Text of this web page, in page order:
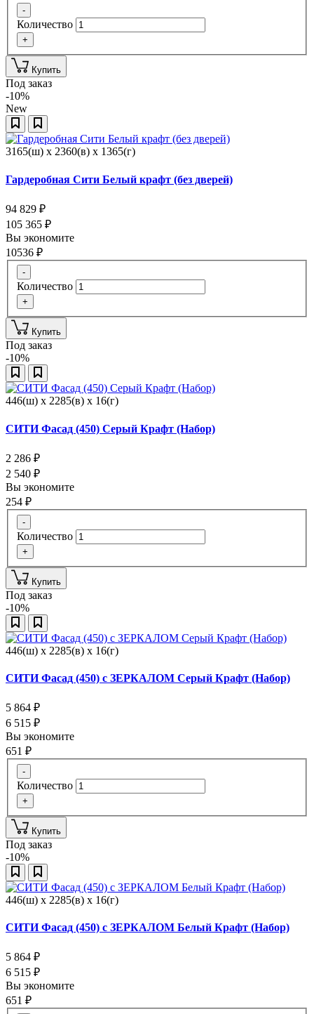
-
Количество
+
Купить
Под заказ
-10%
New
3165(ш) x 2360(в) x 1365(г)
Гардеробная Сити Белый крафт (без дверей)
94 829 ₽
105 365 ₽
Вы экономите
10536 ₽
-
Количество
+
Купить
Под заказ
-10%
446(ш) x 2285(в) x 16(г)
СИТИ Фасад (450) Серый Крафт (Набор)
2 286 ₽
2 540 ₽
Вы экономите
254 ₽
-
Количество
+
Купить
Под заказ
-10%
446(ш) x 2285(в) x 16(г)
СИТИ Фасад (450) с ЗЕРКАЛОМ Серый Крафт (Набор)
5 864 ₽
6 515 ₽
Вы экономите
651 ₽
-
Количество
+
Купить
Под заказ
-10%
446(ш) x 2285(в) x 16(г)
СИТИ Фасад (450) с ЗЕРКАЛОМ Белый Крафт (Набор)
5 864 ₽
6 515 ₽
Вы экономите
651 ₽